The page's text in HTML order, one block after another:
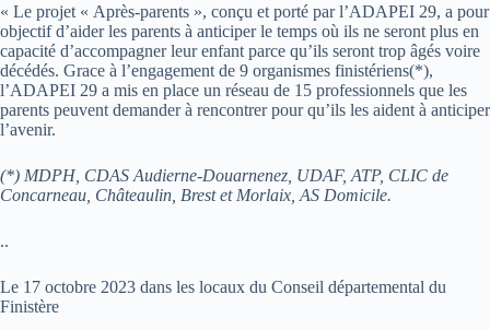
« Le projet « Après-parents », conçu et porté par l’ADAPEI 29, a pour
objectif d’aider les parents à anticiper le temps où ils ne seront plus en
capacité d’accompagner leur enfant parce qu’ils seront trop âgés voire
décédés. Grace à l’engagement de 9 organismes finistériens(*),
l’ADAPEI 29 a mis en place un réseau de 15 professionnels que les
parents peuvent demander à rencontrer pour qu’ils les aident à anticiper
l’avenir.
(*) MDPH, CDAS Audierne-Douarnenez, UDAF, ATP, CLIC de
Concarneau, Châteaulin, Brest et Morlaix, AS Domicile.
..
Le 17 octobre 2023 dans les locaux du Conseil départemental du
Finistère